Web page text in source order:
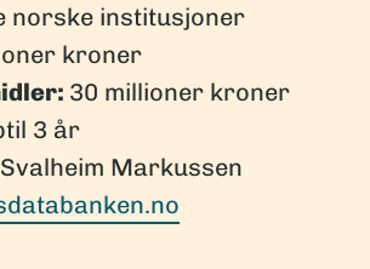
norske institusjoner
kroner
30 millioner kroner
3 år
Markussen